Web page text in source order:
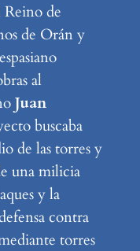
Reino de
de Orán y
al
Juan
buscaba
de las torres y
una milicia
y la
contra
torres